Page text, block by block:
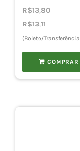
R$13,80
R$13,11
(Boleto/
COMPRAR